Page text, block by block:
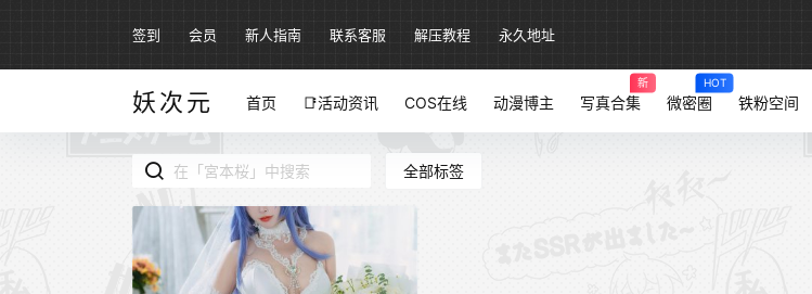
签到 会员 新人指南 联系客服 解压教程 永久地址
妖次元 首页 📑活动资讯 COS在线 动漫博主 写真合集
新
微密圈
HOT
铁粉空间
全部标签